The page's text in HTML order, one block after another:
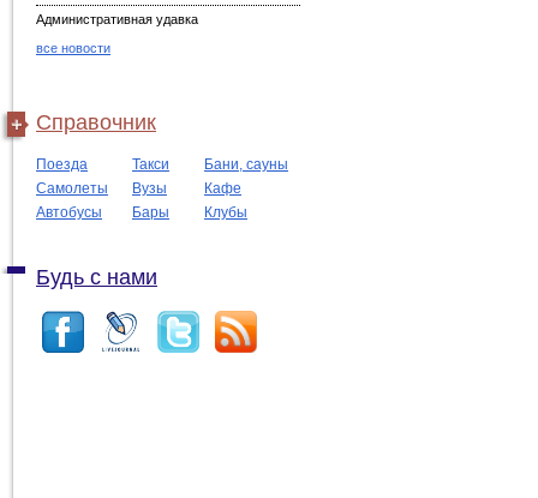
Административная удавка
все новости
Справочник
Поезда Такси
Бани, сауны
Самолеты
Вузы
Кафе
Автобусы
Бары Клубы
Будь с нами